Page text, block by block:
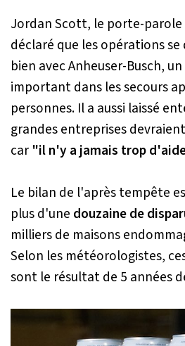
Jordan Scott, le porte-parole
déclaré que les opérations
bien avec Anheuser-Busch,
important dans les secours
personnes. Il a aussi laissé
grandes entreprises
car "il n'y a jamais trop
Le bilan de l'après tempête
plus d'une douzaine de
milliers de maisons
Selon les météorologistes,
sont le résultat de 5 années